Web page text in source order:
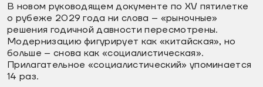
В новом руководящем документе по XV пятилетке
о рубеже 2029 года ни слова – «рыночные»
решения годичной давности пересмотрены.
Модернизацию фигурирует как «китайская», но
больше – снова как «социалистическая».
Прилагательное «социалистический» упоминается
14 раз.